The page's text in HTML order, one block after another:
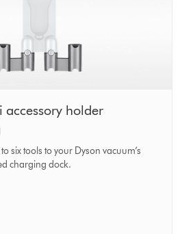
holder
six tools to your Dyson vacuum’s
charging dock.